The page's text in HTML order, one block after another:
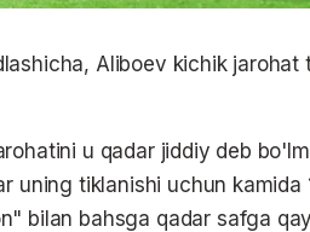
Aliboev kichik
u qadar jiddiy deb
uning tiklanishi uchun
bilan bahsga qadar safga